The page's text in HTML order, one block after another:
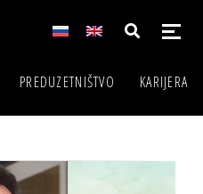
PREDUZETNIŠTVO KARIJERA